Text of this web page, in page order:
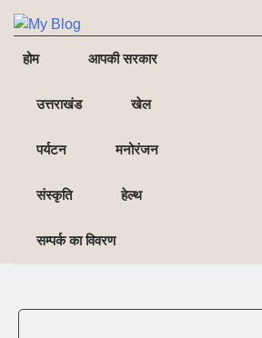
NE
NEWS ELEMENTOR
होम आपकी सरकार
उत्तराखंड खेल
पर्यटन मनोरंजन
संस्कृति हेल्थ
सम्पर्क का विवरण